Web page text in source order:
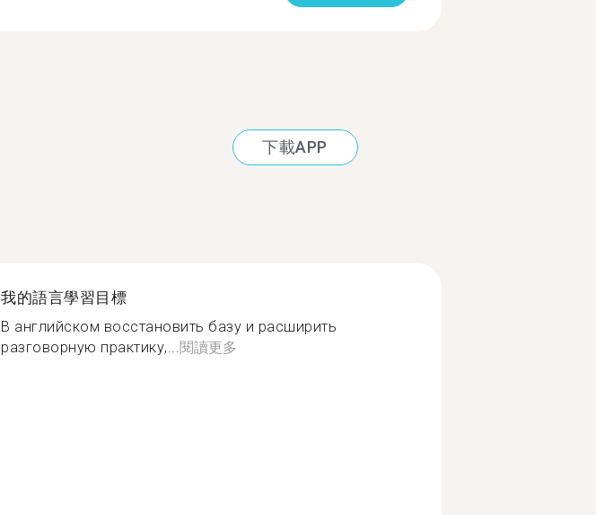
下載APP
我的語言學習目標
В английском восстановить базу и расширить
разговорную практику,... 閱讀更多